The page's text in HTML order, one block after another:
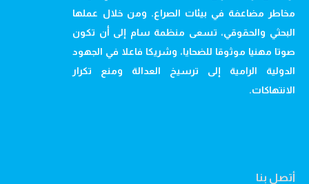
مخاطر مضاعفة في بيئات الصراع. ومن خلال عملها
البحثي والحقوقي، تسعى منظمة سام إلى أن تكون
صوتا مهنيا موثوقا للضحايا، وشريكا فاعلا في الجهود
الدولية الرامية إلى ترسيخ العدالة ومنع تكرار
الانتهاكات.
أتصل بنا